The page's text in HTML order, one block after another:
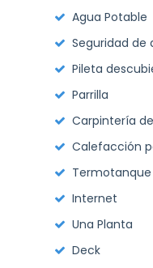
Agua Potable
Seguridad de
Pileta
Parrilla
Carpintería
Calefacción
Termotanque
Internet
Una Planta
Deck